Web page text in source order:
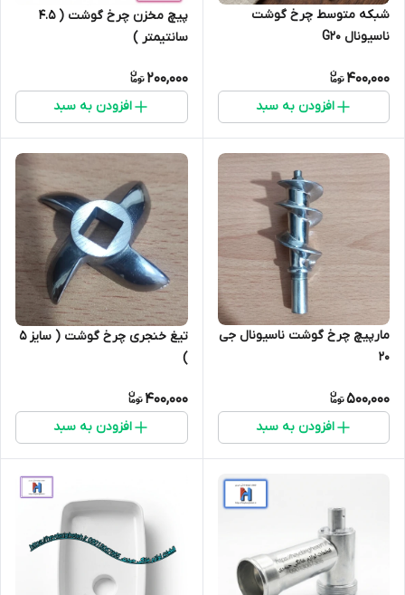
شبکه متوسط چرخ گوشت
ناسیونال G20
400,000
افزودن به سبد
پیچ مخزن چرخ گوشت ( 4.5
سانتیمتر )
200,000
افزودن به سبد
مارپیچ چرخ گوشت ناسیونال جی
20
500,000
افزودن به سبد
تیغ خنجری چرخ گوشت ( سایز 5
)
400,000
افزودن به سبد